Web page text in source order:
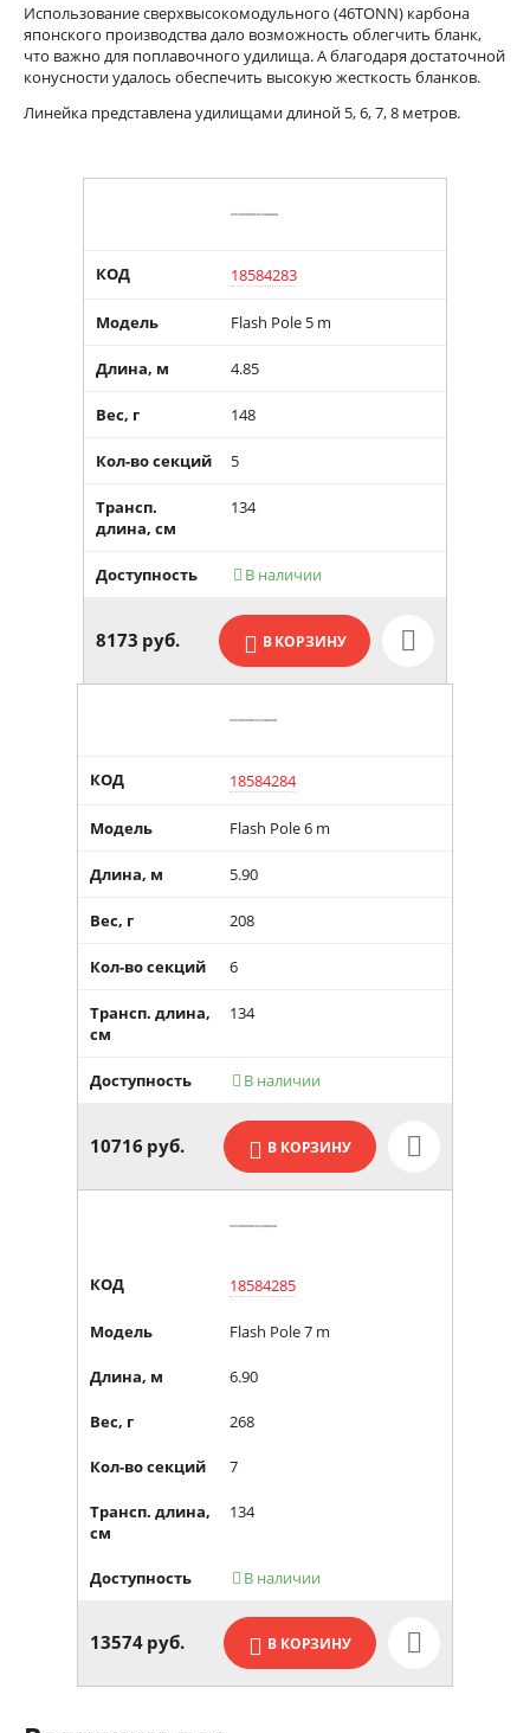
Использование сверхвысокомодульного (46ТОNN) карбона
японского производства дало возможность облегчить бланк,
что важно для поплавочного удилища. А благодаря достаточной
конусности удалось обеспечить высокую жесткость бланков.
Линейка представлена удилищами длиной 5, 6, 7, 8 метров.
КОД 18584283
Модель Flash Pole 5 m
Длина, м 4.85
Вес, г 148
Кол-во секций 5
Трансп.
длина, см
134
Доступность В наличии

8173 руб. В КОРЗИНУ
КОД 18584284
Модель Flash Pole 6 m
Длина, м 5.90
Вес, г 208
Кол-во секций 6
Трансп. длина,
см
134
Доступность В наличии

10716 руб. В КОРЗИНУ
КОД 18584285
Модель Flash Pole 7 m
Длина, м 6.90
Вес, г 268
Кол-во секций 7
Трансп. длина,
см
134
Доступность В наличии

13574 руб. В КОРЗИНУ